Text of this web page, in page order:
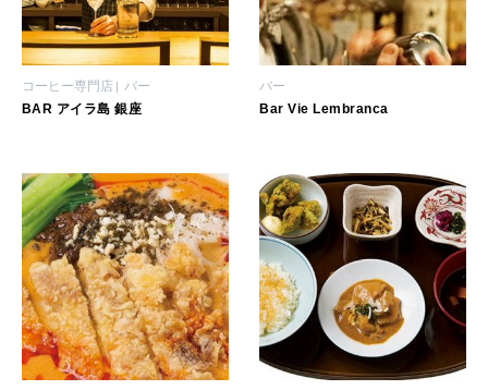
いい人生って？
MAGAZINE
2026年9月号「北海道 おいしく遊ぶ、夏のご褒美旅。」
2026年8月号『お茶の時間です。』
2026年7月号「鎌倉 ローカルが 教えてくれた 本当の歩き方。」
2026年6月号「大銀座 トレンドが生まれる 新しい一流店へ。」
MAGAZINE MOOK
FOLLOW US!
コーヒー専門店 バー
BAR アイラ島 銀座
バー
Bar Vie Lembranca